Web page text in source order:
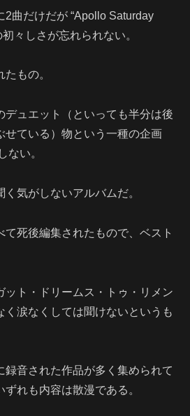
2曲だけだが “Apollo Saturday
々しさが忘れられない。
もの。
デュエット（といっても半分は後
せている）物という一種の企画
ない。
気がしないアルバムだ。
死後編集されたもので、ベスト
ット・ドリームス・トゥ・リメン
く涙なくしては聞けないというも
録音された作品が多く集められて
れも内容は散漫である。